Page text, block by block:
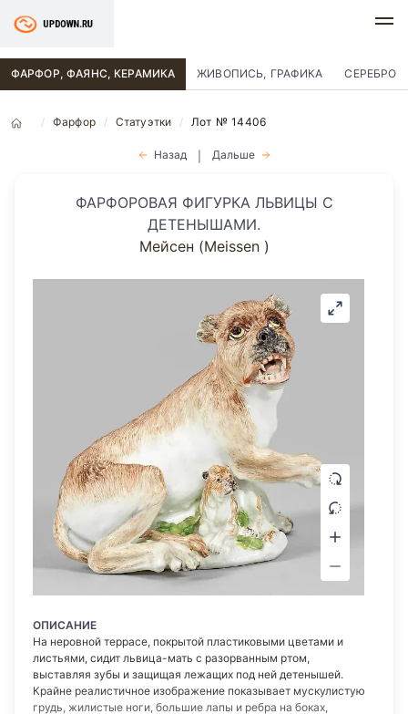
ФАРФОР, ФАЯНС, КЕРАМИКА ЖИВОПИСЬ, ГРАФИКА СЕРЕБРО
Фарфор Статуэтки Лот № 14406
Назад Дальше
ФАРФОРОВАЯ ФИГУРКА ЛЬВИЦЫ С
ДЕТЕНЫШАМИ.
Мейсен (Meissen )
ОПИСАНИЕ
На неровной террасе, покрытой пластиковыми цветами и
листьями, сидит львица-мать с разорванным ртом,
выставляя зубы и защищая лежащих под ней детенышей.
Крайне реалистичное изображение показывает мускулистую
грудь, жилистые ноги, большие лапы и ребра на боках,